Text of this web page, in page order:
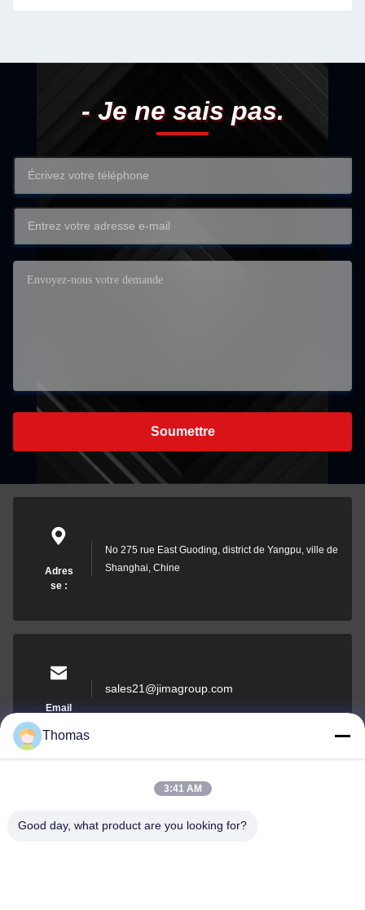
- Je ne sais pas.
Soumettre
Adres
se :
No 275 rue East Guoding, district de Yangpu, ville de
Shanghai, Chine
Email
sales21@jimagroup.com
Téléph
Thomas
3:41 AM
Good day, what product are you looking for?